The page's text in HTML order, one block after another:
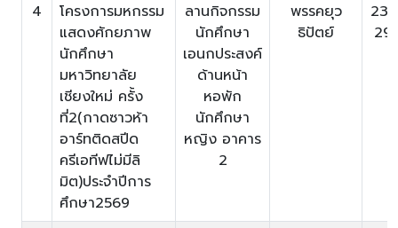
4
โครงการมหกรรม
แสดงศักยภาพ
นักศึกษา
มหาวิทยาลัย
เชียงใหม่ ครั้ง
ที่2(กาดซาวห้า
อาร์ทติดสปีด
ครีเอทีฟไม่มีลิ
มิต)ประจำปีการ
ศึกษา2569
ลานกิจกรรม
นักศึกษา
เอนกประสงค์
ด้านหน้า
หอพัก
นักศึกษา
หญิง อาคาร
2
พรรคยุว
ธิปัตย์